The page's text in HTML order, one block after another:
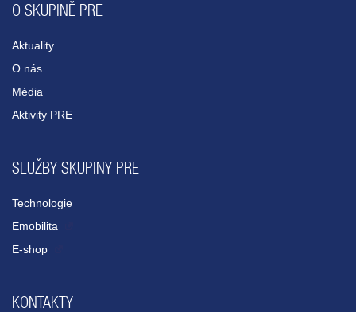
O SKUPINĚ PRE
Aktuality
O nás
Média
Aktivity PRE
SLUŽBY SKUPINY PRE
Technologie
Emobilita
E-shop
KONTAKTY